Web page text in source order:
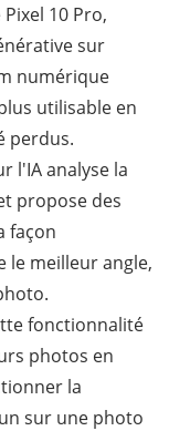
10 Pro,
sur
numérique
utilisable en
perdus.
l'IA analyse la
propose des
façon
le meilleur angle,
fonctionnalité
photos en
la
sur une photo